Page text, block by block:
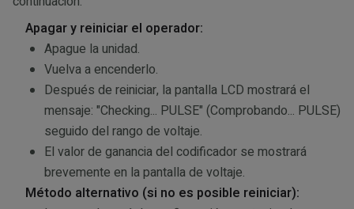
Apagar y reiniciar el operador:
Apague la unidad.
Vuelva a encenderlo.
Después de reiniciar, la pantalla LCD mostrará el
mensaje: "Checking... PULSE" (Comprobando... PULSE)
seguido del rango de voltaje.
El valor de ganancia del codificador se mostrará
brevemente en la pantalla de voltaje.
Método alternativo (si no es posible reiniciar):